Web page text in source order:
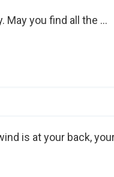
May you find all the ...
is at your back,